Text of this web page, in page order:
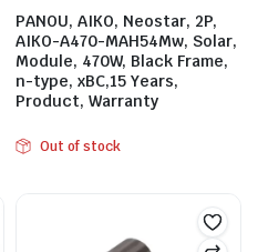
PANOU, AIKO, Neostar, 2P,
AIKO-A470-MAH54Mw, Solar,
Module, 470W, Black Frame,
n-type, xBC,15 Years,
Product, Warranty
Out of stock